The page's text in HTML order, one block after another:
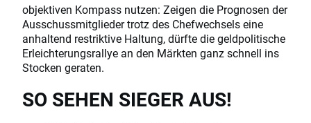
objektiven Kompass nutzen: Zeigen die Prognosen der
Ausschussmitglieder trotz des Chefwechsels eine
anhaltend restriktive Haltung, dürfte die geldpolitische
Erleichterungsrallye an den Märkten ganz schnell ins
Stocken geraten.
SO SEHEN SIEGER AUS!